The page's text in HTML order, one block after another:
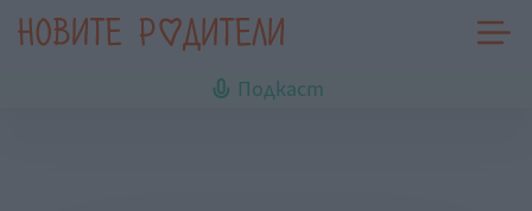
Подкаст